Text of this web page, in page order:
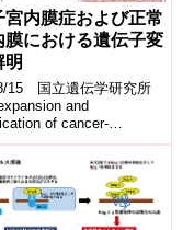
宮内膜症および正常
膜における遺伝子変
明
15 国立遺伝学研究所
and
of cancer-
mut...